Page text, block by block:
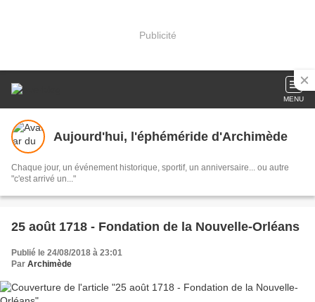
Publicité
MENU
Aujourd'hui, l'éphéméride d'Archimède
Chaque jour, un événement historique, sportif, un anniversaire... ou autre
"c'est arrivé un..."
25 août 1718 - Fondation de la Nouvelle-Orléans
Publié le 24/08/2018 à 23:01
Par Archimède